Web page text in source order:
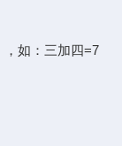
如：三加四=7